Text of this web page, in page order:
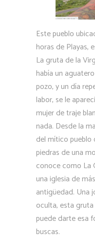
Este pueblo
horas de Playas,
La gruta de la
había un
pozo, y un día
labor, se le
mujer de traje
nada. Desde la
del mítico pueblo
piedras de una
conoce como La
una iglesia de
antigüedad. Una
oculta, esta
puede darte esa
buscas.